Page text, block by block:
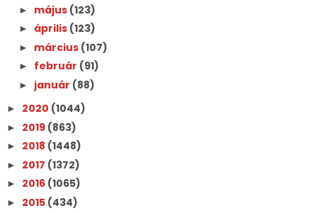
► május (123)
► április (123)
► március (107)
► február (91)
► január (88)
► 2020 (1044)
► 2019 (863)
► 2018 (1448)
► 2017 (1372)
► 2016 (1065)
► 2015 (434)